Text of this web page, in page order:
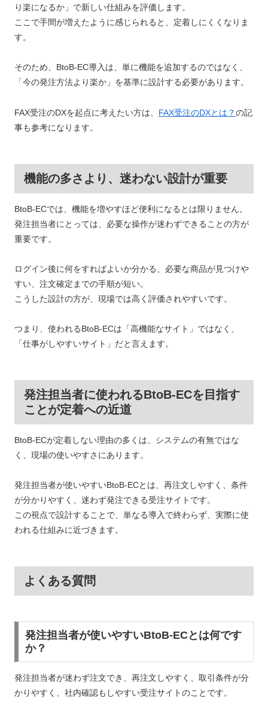
り楽になるか」で新しい仕組みを評価します。
ここで手間が増えたように感じられると、定着しにくくなりま
す。
そのため、BtoB-EC導入は、単に機能を追加するのではなく、
「今の発注方法より楽か」を基準に設計する必要があります。
FAX受注のDXを起点に考えたい方は、 FAX受注のDXとは？の記
事も参考になります。
機能の多さより、迷わない設計が重要
BtoB-ECでは、機能を増やすほど便利になるとは限りません。
発注担当者にとっては、必要な操作が迷わずできることの方が
重要です。
ログイン後に何をすればよいか分かる、必要な商品が見つけや
すい、注文確定までの手順が短い。
こうした設計の方が、現場では高く評価されやすいです。
つまり、使われるBtoB-ECは「高機能なサイト」ではなく、
「仕事がしやすいサイト」だと言えます。
発注担当者に使われるBtoB-ECを目指す
ことが定着への近道
BtoB-ECが定着しない理由の多くは、システムの有無ではな
く、現場の使いやすさにあります。
発注担当者が使いやすいBtoB-ECとは、再注文しやすく、条件
が分かりやすく、迷わず発注できる受注サイトです。
この視点で設計することで、単なる導入で終わらず、実際に使
われる仕組みに近づきます。
よくある質問
発注担当者が使いやすいBtoB-ECとは何です
か？
発注担当者が迷わず注文でき、再注文しやすく、取引条件が分
かりやすく、社内確認もしやすい受注サイトのことです。